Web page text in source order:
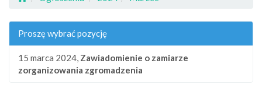
Proszę wybrać pozycję
15 marca 2024, Zawiadomienie o zamiarze
zorganizowania zgromadzenia